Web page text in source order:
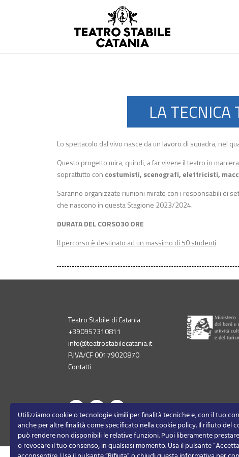
LA
Lo spettacolo dal vivo nasce da un lavoro di squadra, nel
Questo progetto mira, quindi, a farvivere il teatro in
soprattutto con costumisti, scenografi, elettricisti,
Saranno organizzate riunioni mirate con i responsabili di
che nascono in questa Stagione 2023/2024.
DURATA DEL CORSO30 ORE
Il percorso è destinato ad un massimo di 50 studenti
Teatro Stabile di Catania
+390957310811
info@teatrostabilecatania.it
P.IVA/CF 00179020870
Contatti
Privacy Policy-
Utilizziamo cookie o tecnologie simili per finalità tecniche e, con il tuo
anche per altre finalità come specificato nella cookie policy. Il rifiuto del
può rendere non disponibili le relative funzioni.Puoi liberamente
o revocare il tuo consenso, in qualsiasi momento.Usa il pulsante